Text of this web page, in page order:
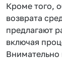
Кроме того,
возврата
предлагают
включая
Внимательно